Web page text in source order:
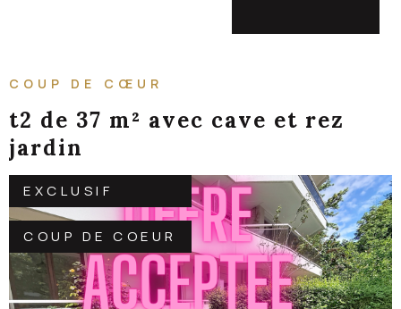
COUP DE CŒUR
t2 de 37 m² avec cave et rez
jardin
EXCLUSIF
COUP DE COEUR